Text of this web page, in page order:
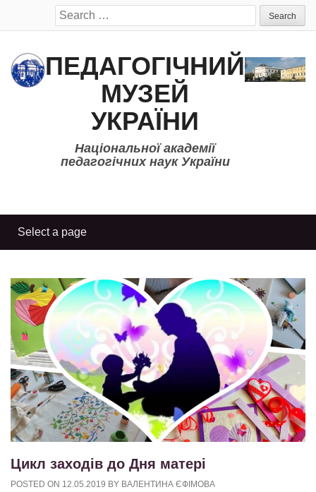
Search
for:
ПЕДАГОГІЧНИЙ
МУЗЕЙ
УКРАЇНИ
Національної академії
педагогічних наук України
Цикл заходів до Дня матері
POSTED ON 12.05.2019 BY ВАЛЕНТИНА ЄФІМОВА